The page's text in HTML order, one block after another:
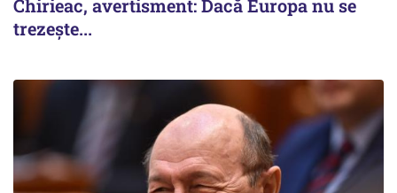
Chirieac, avertisment: Dacă Europa nu se
trezește...